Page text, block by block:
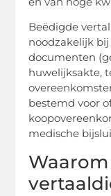
Beëdigde
noodzakelijk
documenten
huwelijksakte,
bestemd voor
medische